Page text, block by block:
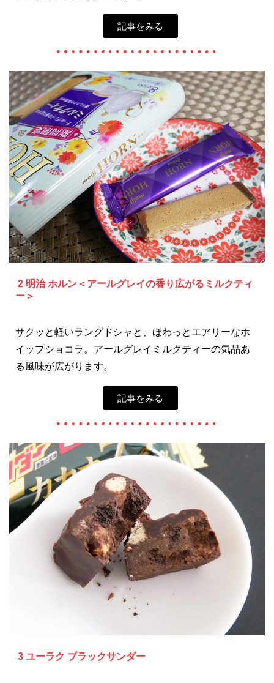
記事をみる
2 明治 ホルン＜アールグレイの香り広がるミルクティ
ー＞
サクッと軽いラングドシャと、ほわっとエアリーなホ
イップショコラ。アールグレイミルクティーの気品あ
る風味が広がります。
記事をみる
3 ユーラク ブラックサンダー